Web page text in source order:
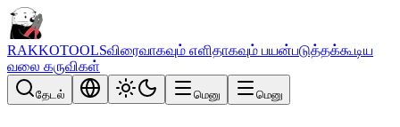
RAKKOTOOLSவிரைவாகவும் எளிதாகவும் பயன்படுத்தக்கூடிய
வலை கருவிகள்
தேடல் மெனு மெனு